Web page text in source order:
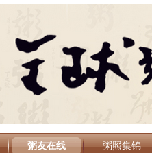
粥友在线 粥照集锦